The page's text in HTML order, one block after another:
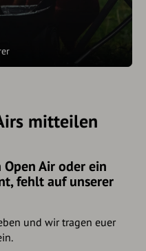
mitteilen
Air oder ein
fehlt auf unserer
und wir tragen euer